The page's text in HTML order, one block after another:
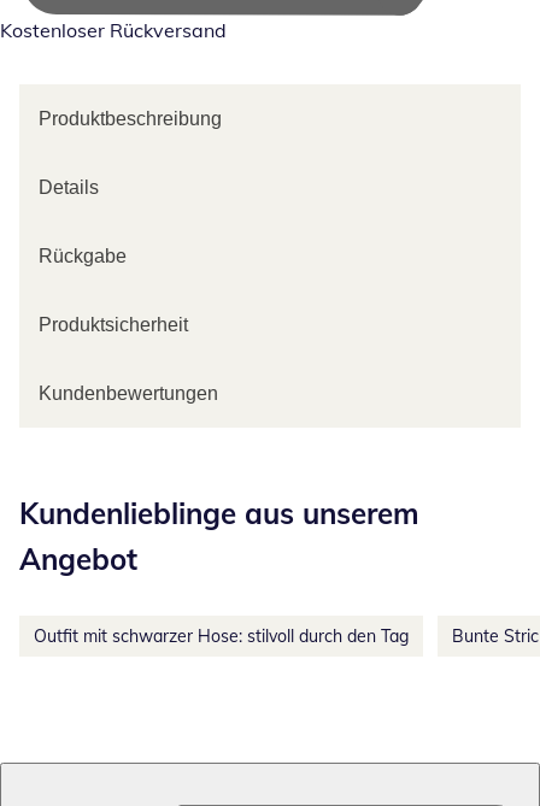
Kostenloser Rückversand
Produktbeschreibung
Details
Rückgabe
Produktsicherheit
Kundenbewertungen
Kundenlieblinge aus unserem
Angebot
Outfit mit schwarzer Hose: stilvoll durch den Tag Bunte